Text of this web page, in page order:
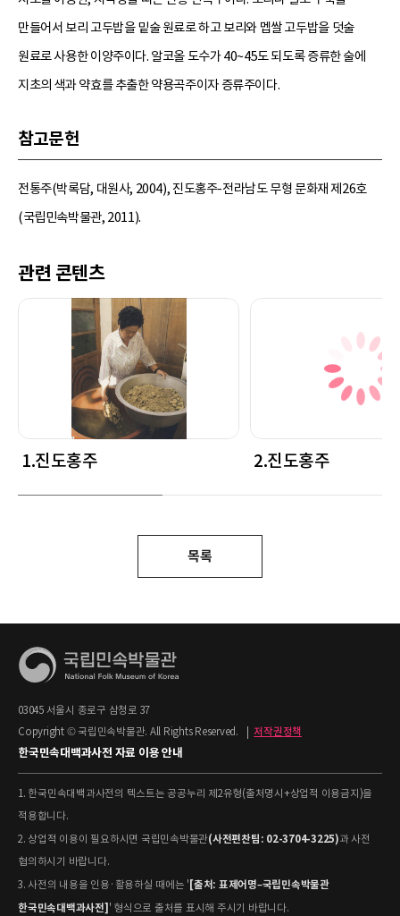
만들어서 보리 고두밥을 밑술 원료로 하고 보리와 멥쌀 고두밥을 덧술
원료로 사용한 이양주이다. 알코올 도수가 40~45도 되도록 증류한 술에
지초의 색과 약효를 추출한 약용곡주이자 증류주이다.
참고문헌
전통주(박록담, 대원사, 2004), 진도홍주-전라남도 무형 문화재 제26호
(국립민속박물관, 2011).
관련 콘텐츠
1.진도홍주 2.진도홍주
목록
03045 서울시 종로구 삼청로 37
Copyright © 국립민속박물관. All Rights Reserved.
저작권정책
한국민속대백과사전 자료 이용 안내
1. 한국민속대백과사전의 텍스트는 공공누리 제2유형(출처명시+상업적 이용금지)을
적용합니다.
2. 상업적 이용이 필요하시면 국립민속박물관(사전편찬팀: 02-3704-3225)과 사전
협의하시기 바랍니다.
3. 사전의 내용을 인용·활용하실 때에는 ' [출처: 표제어명–국립민속박물관
한국민속대백과사전] ' 형식으로 출처를 표시해 주시기 바랍니다.